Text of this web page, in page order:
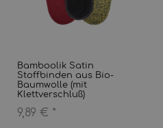
Bamboolik Satin
Stoffbinden aus Bio-
Baumwolle (mit
Klettverschluß)
9,89 € *